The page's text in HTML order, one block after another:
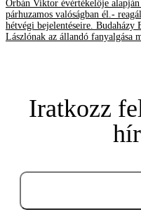
Orbán Viktor évértékelője
párhuzamos valóságban él.-
hétvégi bejelentéseire. Budaházy
Lászlónak az állandó fanyalgása
Iratkozz